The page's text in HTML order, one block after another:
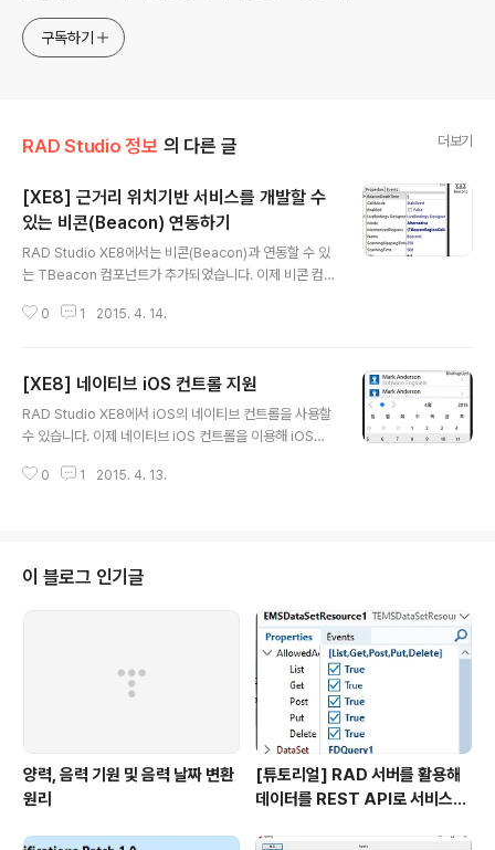
구독하기
RAD Studio 정보 의 다른 글 더보기
[XE8] 근거리 위치기반 서비스를 개발할 수
있는 비콘(Beacon) 연동하기
RAD Studio XE8에서는 비콘(Beacon)과 연동할 수 있
는 TBeacon 컴포넌트가 추가되었습니다. 이제 비콘 컴포
니다.비콘(Beacon)은?비콘은 일정 주기로 작은 데이터
Data(기업 고유 데이터)"를 포함합니다. 이 정보를 통해 주
변의 블루투스 LE 장비는 페어링 및 접속 없이 비콘을 식별
하고 거리를 계산할 수 있습니다. 이제 여러분은 비콘을 이
를 개발할 수 있습니다.환자가 병원 방문 시 환자의 모바일
0 1 2015. 4. 14.
[XE8] 네이티브 iOS 컨트롤 지원
RAD Studio XE8에서 iOS의 네이티브 컨트롤을 사용할
수 있습니다. 이제 네이티브 iOS 컨트롤을 이용해 iOS에
니다. 네이티브 iOS 컨트롤일부 UI 컨트롤에서는 Contro
다.TCalendarTEditTListViewTMemoTSwitchTM
ultiViewControlType 속성은 iOS이외의 플랫폼에서는
무시(파이어몽키 컨트롤로 표시)됩니다. 네이티브 iOS 컨
트롤 디자인 타임 화면디자인 시에는 Styled와 Platform
0 1 2015. 4. 13.
이 블로그 인기글
양력, 음력 기원 및 음력 날짜 변환
원리
[튜토리얼] RAD 서버를 활용해
데이터를 REST API로 서비스하